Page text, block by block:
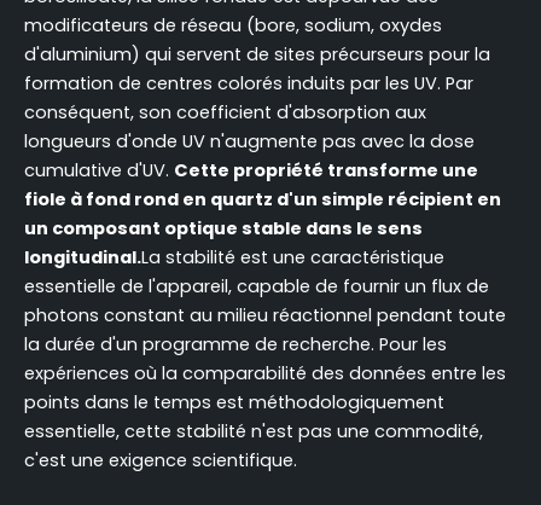
modificateurs de réseau (bore, sodium, oxydes
d'aluminium) qui servent de sites précurseurs pour la
formation de centres colorés induits par les UV. Par
conséquent, son coefficient d'absorption aux
longueurs d'onde UV n'augmente pas avec la dose
cumulative d'UV. Cette propriété transforme une
fiole à fond rond en quartz d'un simple récipient en
un composant optique stable dans le sens
longitudinal.La stabilité est une caractéristique
essentielle de l'appareil, capable de fournir un flux de
photons constant au milieu réactionnel pendant toute
la durée d'un programme de recherche. Pour les
expériences où la comparabilité des données entre les
points dans le temps est méthodologiquement
essentielle, cette stabilité n'est pas une commodité,
c'est une exigence scientifique.